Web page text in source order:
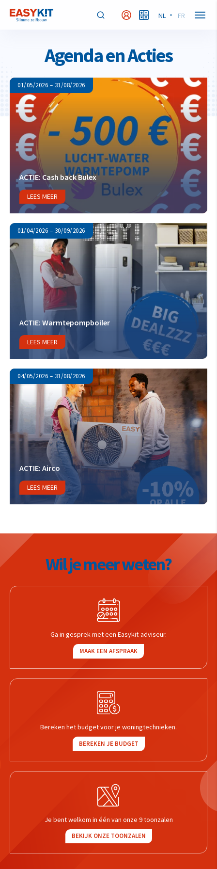
NL FR
Agenda en Acties
01/05/2026 – 31/08/2026
ACTIE: Cash back Bulex
LEES MEER
01/04/2026 – 30/09/2026
ACTIE: Warmtepompboiler
LEES MEER
04/05/2026 – 31/08/2026
ACTIE: Airco
LEES MEER
Wil je meer weten?
Ga in gesprek met een Easykit-adviseur.
MAAK EEN AFSPRAAK
Bereken het budget voor je woningtechnieken.
BEREKEN JE BUDGET
Je bent welkom in één van onze 9 toonzalen
BEKIJK ONZE TOONZALEN